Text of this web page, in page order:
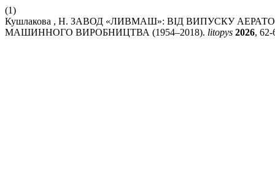
(1)
Кушлакова , Н. ЗАВОД «ЛИВМАШ»: ВІД ВИПУСКУ
МАШИННОГО ВИРОБНИЦТВА (1954–2018). litopys 2026, 62-